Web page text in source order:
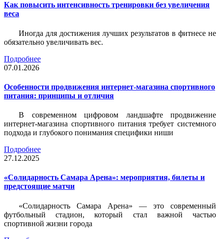
Как повысить интенсивность тренировки без увеличения
веса
Иногда для достижения лучших результатов в фитнесе не
обязательно увеличивать вес.
Подробнее
07.01.2026
Особенности продвижения интернет-магазина спортивного
питания: принципы и отличия
В современном цифровом ландшафте продвижение
интернет-магазина спортивного питания требует системного
подхода и глубокого понимания специфики ниши
Подробнее
27.12.2025
«Солидарность Самара Арена»: мероприятия, билеты и
предстоящие матчи
«Солидарность Самара Арена» — это современный
футбольный стадион, который стал важной частью
спортивной жизни города